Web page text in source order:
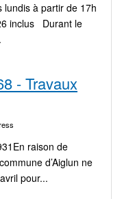
lundis à partir de 17h
inclus Durant le
- Travaux
raison de
d’Aiglun ne
pour...